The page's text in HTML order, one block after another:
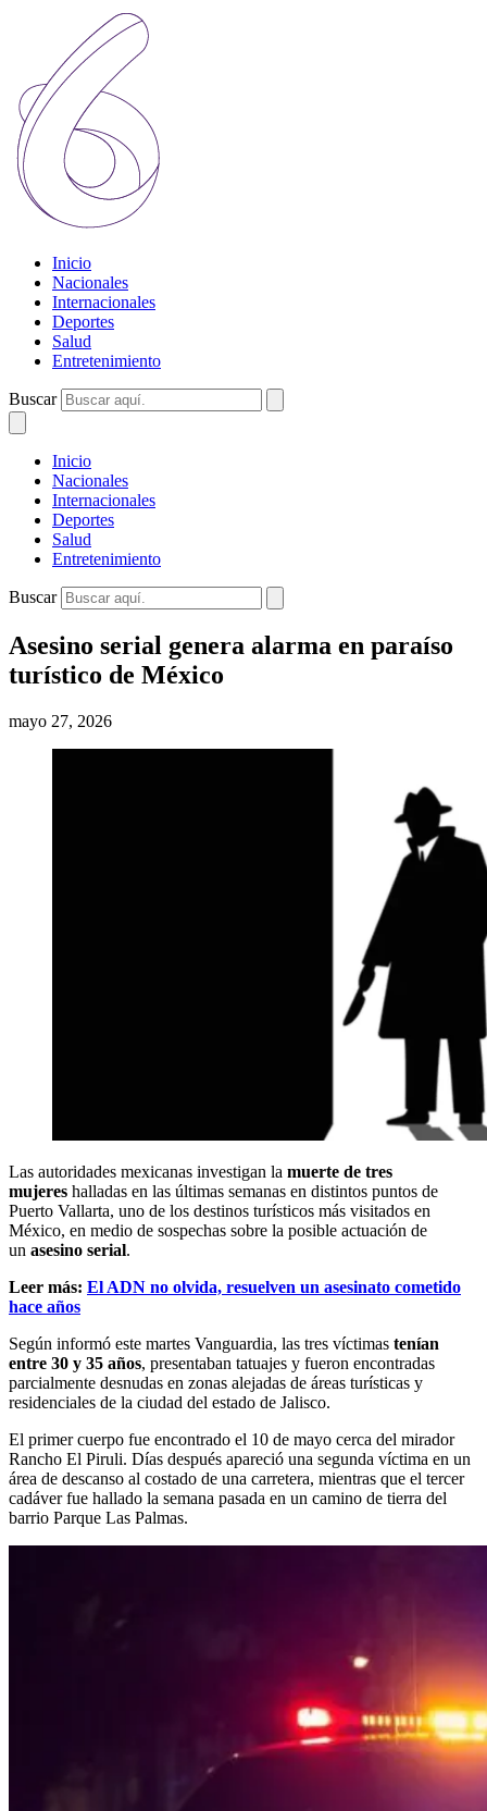
Inicio
Nacionales
Internacionales
Deportes
Salud
Entretenimiento
Buscar
Inicio
Nacionales
Internacionales
Deportes
Salud
Entretenimiento
Buscar
Asesino serial genera alarma en paraíso
turístico de México
mayo 27, 2026
Las autoridades mexicanas investigan la muerte de tres
mujeres halladas en las últimas semanas en distintos puntos de
Puerto Vallarta, uno de los destinos turísticos más visitados en
México, en medio de sospechas sobre la posible actuación de
un asesino serial.
Leer más: El ADN no olvida, resuelven un asesinato cometido
hace años
Según informó este martes Vanguardia, las tres víctimas tenían
entre 30 y 35 años, presentaban tatuajes y fueron encontradas
parcialmente desnudas en zonas alejadas de áreas turísticas y
residenciales de la ciudad del estado de Jalisco.
El primer cuerpo fue encontrado el 10 de mayo cerca del mirador
Rancho El Piruli. Días después apareció una segunda víctima en un
área de descanso al costado de una carretera, mientras que el tercer
cadáver fue hallado la semana pasada en un camino de tierra del
barrio Parque Las Palmas.